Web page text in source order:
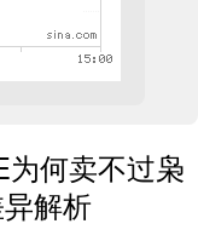
何卖不过枭
解析